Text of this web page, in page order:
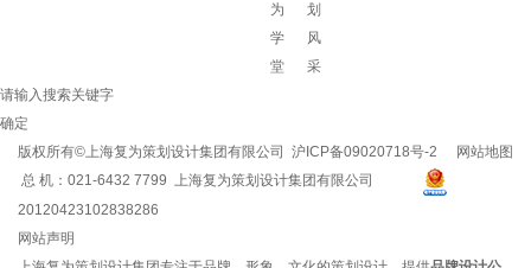
为
学
堂
划
风
采
请输入搜索关键字
确定
网站地图
版权所有©上海复为策划设计集团有限公司 沪ICP备09020718号-2
总 机：021-6432 7799 上海复为策划设计集团有限公司
20120423102838286
网站声明